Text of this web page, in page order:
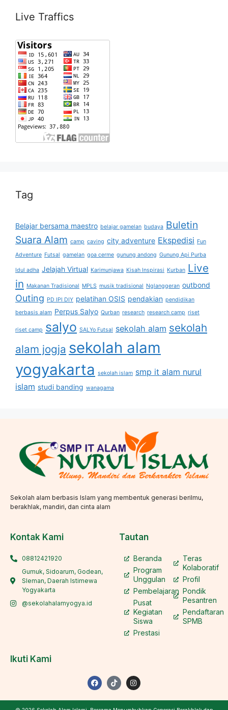
Live Traffics
Tag
Belajar bersama maestro belajar gamelan budaya Buletin
Suara Alam camp caving city adventure Ekspedisi Fun
Adventure Futsal gamelan goa cerme gunung andong Gunung Api Purba
Idul adha Jelajah Virtual Karimunjawa Kisah Inspirasi Kurban Live
in Makanan Tradisional MPLS musik tradisional Nglanggeran outbond
Outing PD IPI DIY pelatihan OSIS pendakian pendidikan
berbasis alam Perpus Salyo Qurban research research camp riset
riset camp salyo SALYo Futsal sekolah alam sekolah
alam jogja sekolah alam
yogyakarta sekolah islam smp it alam nurul
islam studi banding wanagama
Sekolah alam berbasis Islam yang membentuk generasi berilmu,
berakhlak, mandiri, dan cinta alam
Kontak Kami
08812421920
Gumuk, Sidoarum, Godean,
Sleman, Daerah Istimewa
Yogyakarta
@sekolahalamyogya.id
Tautan
Beranda
Program
Unggulan
Pembelajaran
Pusat
Kegiatan
Siswa
Prestasi
Teras
Kolaboratif
Profil
Pondik
Pesantren
Pendaftaran
SPMB
Ikuti Kami